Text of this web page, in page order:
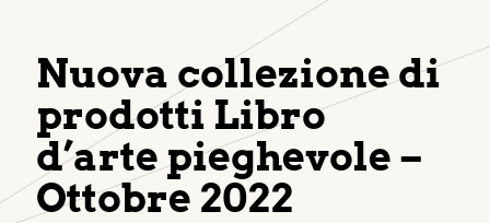
Nuova collezione di
prodotti Libro
d’arte pieghevole –
Ottobre 2022